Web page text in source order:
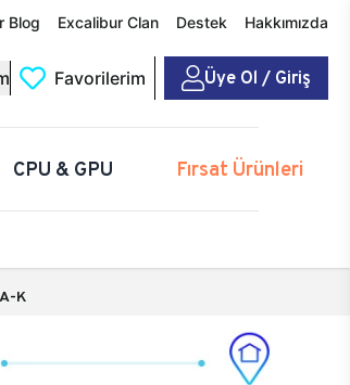
Blog Excalibur Clan Destek Hakkımızda
Favorilerim Üye Ol / Giriş
CPU & GPU Fırsat Ürünleri
K